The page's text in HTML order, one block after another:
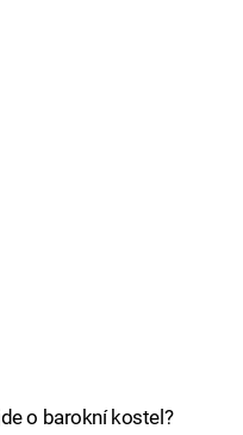
o barokní kostel?